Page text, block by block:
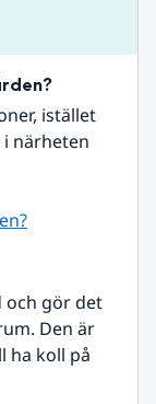
istället
närheten
och gör det
Den är
ha koll på